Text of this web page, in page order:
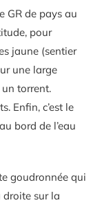
GR de pays au
pour
jaune (sentier
une large
torrent.
Enfin, c’est le
bord de l’eau
goudronnée qui
droite sur la